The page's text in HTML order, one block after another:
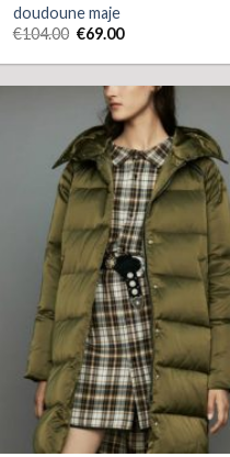
doudoune maje
€104.00 €69.00